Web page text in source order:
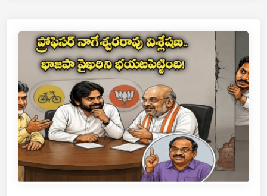
షా
క్
.
.
ఇ
క
ఏ
డా
ది
కి
4
p
o
k